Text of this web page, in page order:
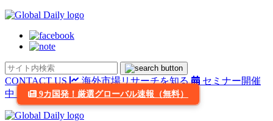
CONTACT US 海外市場リサーチを知る
セミナー開催
中
9カ国発！厳選グローバル速報（無料）